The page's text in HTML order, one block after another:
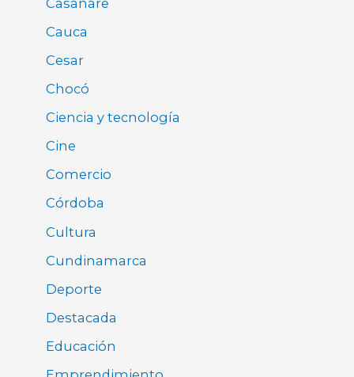
Cauca
Cesar
Chocó
Ciencia y tecnología
Cine
Comercio
Córdoba
Cultura
Cundinamarca
Deporte
Destacada
Educación